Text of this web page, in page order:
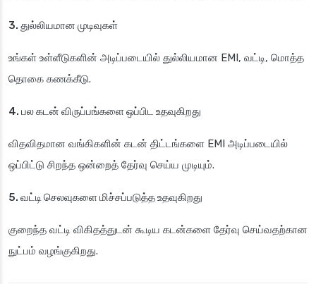
3. துல்லியமான முடிவுகள்
உங்கள் உள்ளீடுகளின் அடிப்படையில் துல்லியமான EMI, வட்டி, மொத்த
தொகை கணக்கீடு.
4. பல கடன் விருப்பங்களை ஒப்பிட உதவுகிறது
விதவிதமான வங்கிகளின் கடன் திட்டங்களை EMI அடிப்படையில்
ஒப்பிட்டு சிறந்த ஒன்றைத் தேர்வு செய்ய முடியும்.
5. வட்டி செலவுகளை மிச்சப்படுத்த உதவுகிறது
குறைந்த வட்டி விகிதத்துடன் கூடிய கடன்களை தேர்வு செய்வதற்கான
நுட்பம் வழங்குகிறது.